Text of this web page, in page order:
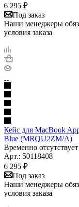
6 295 ₽
Под заказ
Наши менеджеры
условия заказа
Кейс для MacBook
Blue (MRQU2ZM/A)
Временно отсутствует
Арт.: 50118408
6 295 ₽
Под заказ
Наши менеджеры
условия заказа